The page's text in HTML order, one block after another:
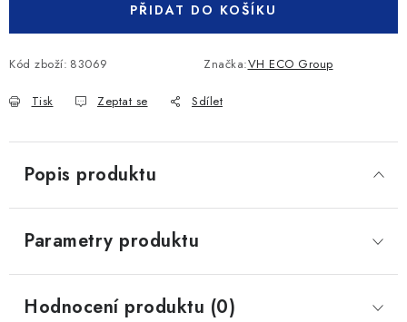
PŘIDAT DO KOŠÍKU
Kód zboží: 83069 Značka:VH ECO Group
Tisk Zeptat se Sdílet
Popis produktu
Parametry produktu
Hodnocení produktu (0)